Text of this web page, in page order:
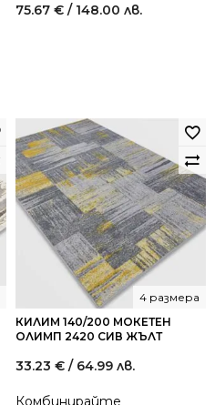
75.67 € / 148.00 лв.
КИЛИМ 140/200 МОКЕТЕН
ОЛИМП 2420 СИВ ЖЪЛТ
4 размера
33.23 € / 64.99 лв.
Комбинирайте